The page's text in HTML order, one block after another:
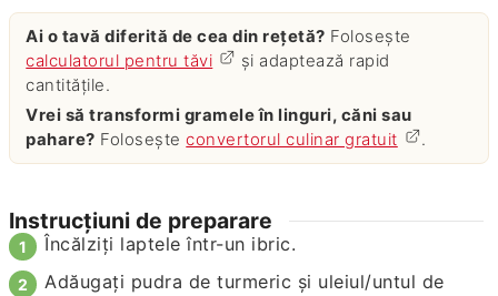
Ai o tavă diferită de cea din rețetă? Folosește
calculatorul pentru tăvi
și adaptează rapid
cantitățile.
Vrei să transformi gramele în linguri, căni sau
pahare? Foloseșteconvertorul culinar gratuit .
Instrucțiuni de preparare
Încălziţi laptele într-un ibric.
Adăugaţi pudra de turmeric şi uleiul/untul de